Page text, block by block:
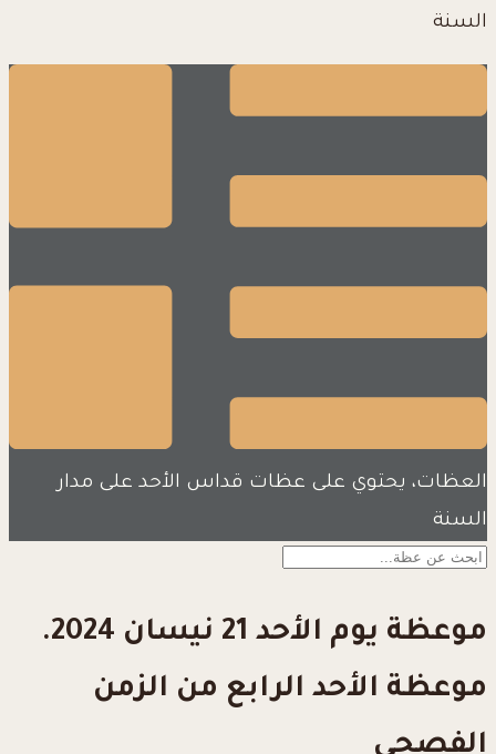
السنة
العظات، يحتوي على عظات قداس الأحد على مدار
السنة
موعظة يوم الأحد 21 نيسان 2024.
موعظة الأحد الرابع من الزمن
الفصحي